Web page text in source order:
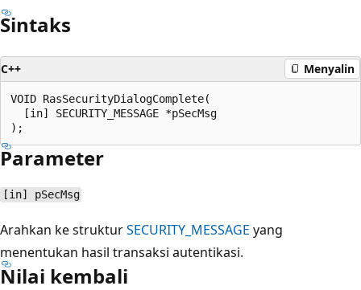
Sintaks
C++ Menyalin
VOID RasSecurityDialogComplete(
  [in] SECURITY_MESSAGE *pSecMsg
Parameter
[in] pSecMsg
Arahkan ke strukturSECURITY_MESSAGE yang
menentukan hasil transaksi autentikasi.
Nilai kembali